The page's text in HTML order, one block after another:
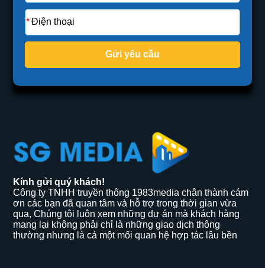
Gửi yêu cầu
Kính gửi quý khách!
Công ty TNHH truyền thông 1983media chân thành cám
ơn các bạn đã quan tâm và hỗ trợ trong thời gian vừa
qua, Chúng tôi luôn xem những dự án mà khách hàng
mang lại không phải chỉ là những giao dịch thông
thường nhưng là cả một mối quan hệ hợp tác lâu bền